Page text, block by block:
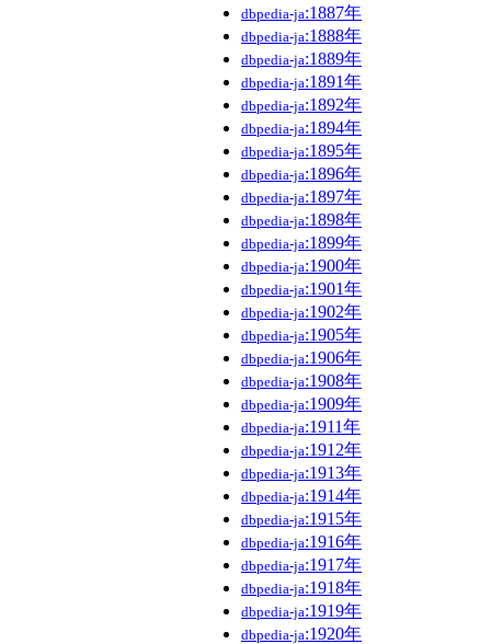
dbpedia-ja:1887年
dbpedia-ja:1888年
dbpedia-ja:1889年
dbpedia-ja:1891年
dbpedia-ja:1892年
dbpedia-ja:1894年
dbpedia-ja:1895年
dbpedia-ja:1896年
dbpedia-ja:1897年
dbpedia-ja:1898年
dbpedia-ja:1899年
dbpedia-ja:1900年
dbpedia-ja:1901年
dbpedia-ja:1902年
dbpedia-ja:1905年
dbpedia-ja:1906年
dbpedia-ja:1908年
dbpedia-ja:1909年
dbpedia-ja:1911年
dbpedia-ja:1912年
dbpedia-ja:1913年
dbpedia-ja:1914年
dbpedia-ja:1915年
dbpedia-ja:1916年
dbpedia-ja:1917年
dbpedia-ja:1918年
dbpedia-ja:1919年
dbpedia-ja:1920年